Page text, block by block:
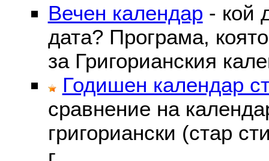
Вечен календар - кой
дата? Програма,
за Григорианския
Годишен календар
сравнение на
григориански (стар